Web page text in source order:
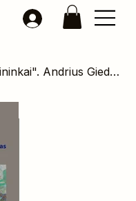
Serija "Šiuolaikiniai lietuvių dailininkai". Andrius Giedrimas